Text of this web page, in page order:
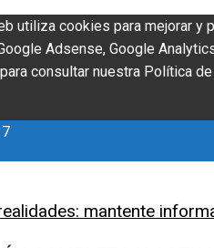
utiliza cookies para mejorar y
Adsense, Google
consultar nuestra Política
mantente